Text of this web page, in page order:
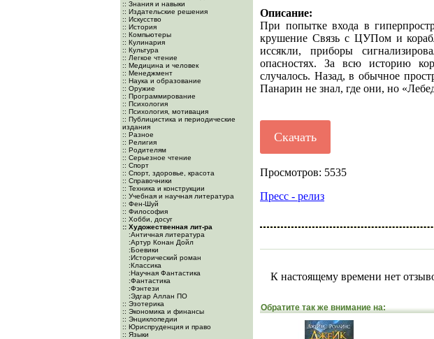
:: Знания и навыки
:: Издательские решения
:: Искусство
:: История
:: Компьютеры
:: Кулинария
:: Культура
:: Легкое чтение
:: Медицина и человек
:: Менеджмент
:: Наука и образование
:: Оружие
:: Программирование
:: Психология
:: Психология, мотивация
:: Публицистика и периодические
издания
:: Разное
:: Религия
:: Родителям
:: Серьезное чтение
:: Спорт
:: Спорт, здоровье, красота
:: Справочники
:: Техника и конструкции
:: Учебная и научная литература
:: Фен-Шуй
:: Философия
:: Хобби, досуг
:: Художественная лит-ра
:Античная литература
:Артур Конан Дойл
:Боевики
:Исторический роман
:Классика
:Научная Фантастика
:Фантастика
:Фэнтези
:Эдгар Аллан ПО
:: Эзотерика
:: Экономика и финансы
:: Энциклопедии
:: Юриспруденция и право
:: Языки
Описание:
При попытке входа в
крушение Связь с ЦУПом и
иссякли, приборы
опасностях. За всю историю
случалось. Назад, в обычное
Панарин не знал, где они, но
Скачать
Просмотров: 5535
Пресс - релиз
К настоящему времени нет
Обратите так же внимание на: